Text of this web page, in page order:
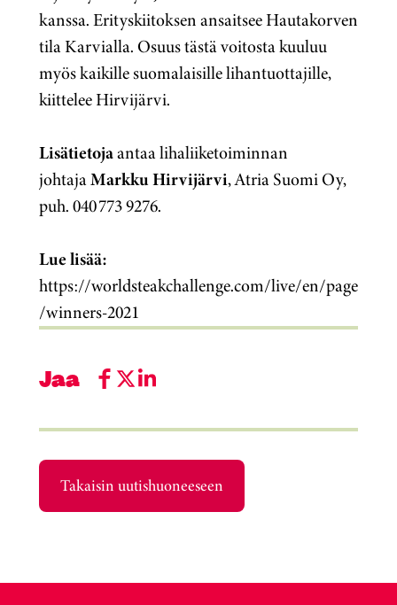
kanssa.Erityskiitoksen ansaitsee Hautakorven
tila Karvialla. Osuus tästä voitosta kuuluu
myös kaikille suomalaisille lihantuottajille,
kiittelee Hirvijärvi.
Lisätietojaantaa lihaliiketoiminnan
johtajaMarkku Hirvijärvi, Atria Suomi Oy,
puh. 040 773 9276.
Lue lisää:
https://worldsteakchallenge.com/live/en/page
/winners-2021
Jaa
Takaisin uutishuoneeseen